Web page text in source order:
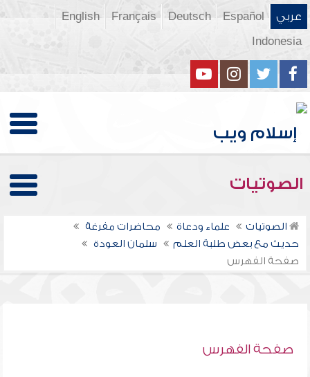
عربي Español
Deutsch
Français
English
Indonesia
الصوتيات
الصوتيات علماء ودعاة
محاضرات مفرغة
حديث مع بعض طلبة العلم
سلمان العودة
صفحة الفهرس
صفحة الفهرس